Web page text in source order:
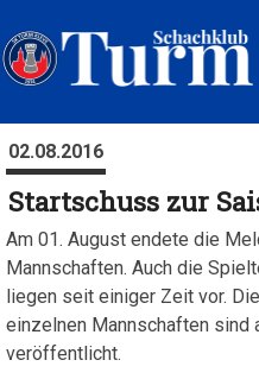
02.08.2016
Startschuss zur
Am 01. August endete die
Mannschaften. Auch die
liegen seit einiger Zeit vor.
einzelnen Mannschaften sind
veröffentlicht.